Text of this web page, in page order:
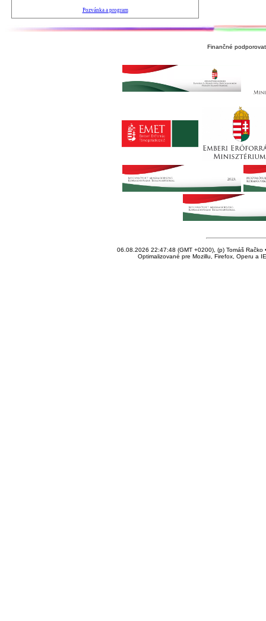
Pozvánka a program
Finančné
06.08.2026 22:47:48 (GMT +0200), (p) Tomáš Račko
Optimalizované pre Mozillu, Firefox, Operu a